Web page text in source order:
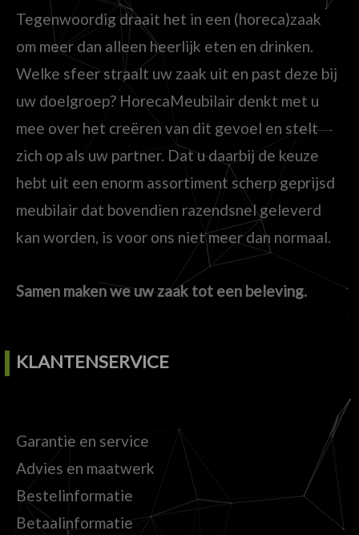
Tegenwoordig draait het in een (horeca)zaak
om meer dan alleen heerlijk eten en drinken.
Welke sfeer straalt uw zaak uit en past deze bij
uw doelgroep? HorecaMeubilair denkt met u
mee over het creëren van dit gevoel en stelt
zich op als uw partner. Dat u daarbij de keuze
hebt uit een enorm assortiment scherp geprijsd
meubilair dat bovendien razendsnel geleverd
kan worden, is voor ons niet meer dan normaal.
Samen maken we uw zaak tot een beleving.
KLANTENSERVICE
Garantie en service
Advies en maatwerk
Bestelinformatie
Betaalinformatie